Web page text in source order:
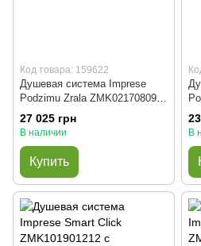
Код товара: 159622
Душевая система Imprese
Podzimu Zrala ZMK02170809
(чёрный)
27 025 грн
В наличии
Купить
В